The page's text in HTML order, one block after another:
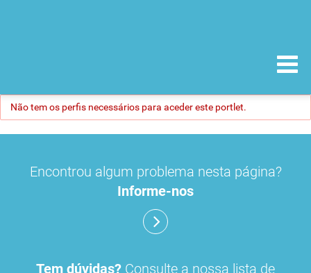
Não tem os perfis necessários para aceder este portlet.
Encontrou algum problema nesta página?
Informe-nos
Tem dúvidas? Consulte a nossa lista de